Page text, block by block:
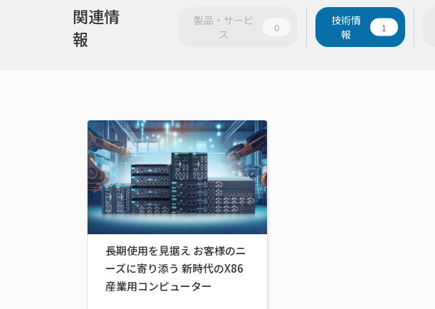
関連情
報
製品・サービ
ス
0
技術情
報
1
長期使用を見据え お客様のニ
ーズに寄り添う 新時代のX86
産業用コンピューター